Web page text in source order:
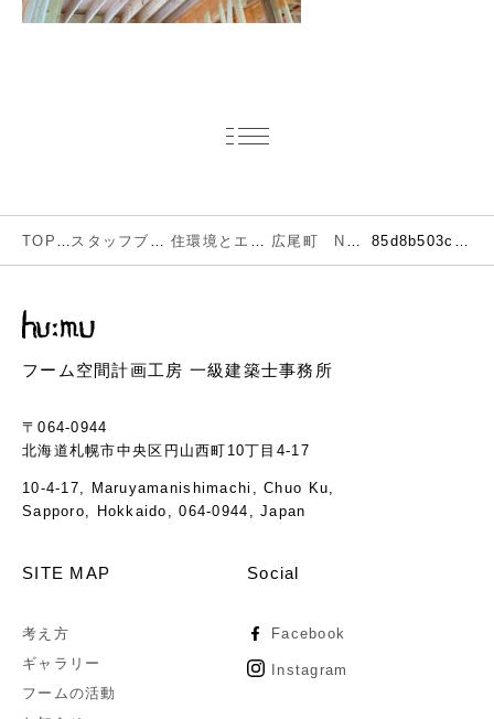
フーム空間計画工房 一級建築士事務所
〒064-0944
北海道札幌市中央区円山西町10丁目4-17
10-4-17, Maruyamanishimachi, Chuo Ku,
Sapporo, Hokkaido, 064-0944, Japan
SITE MAP
考え方
ギャラリー
フームの活動
Social
Facebook
Instagram